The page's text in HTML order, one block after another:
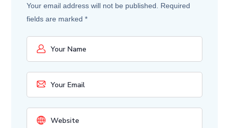
Your email address will not be published.
Required
fields are marked*